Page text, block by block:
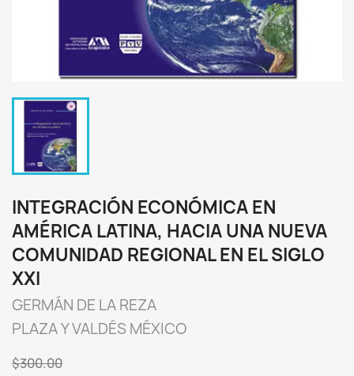
INTEGRACIÓN ECONÓMICA EN
AMÉRICA LATINA, HACIA UNA NUEVA
COMUNIDAD REGIONAL EN EL SIGLO
XXI
GERMÁN DE LA REZA
PLAZA Y VALDÉS MÉXICO
$300.00